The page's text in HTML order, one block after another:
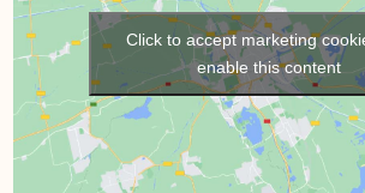
Click to accept marketing
enable this content